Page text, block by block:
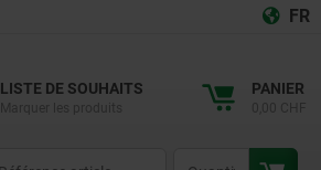
FR
LISTE DE SOUHAITS PANIER